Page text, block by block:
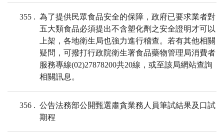
355
為了提供民眾食品安全的保障，政府已要求業者對
五大類食品必須提出不含塑化劑之安全證明才可以
上架，各地衛生局也強力進行稽查。若有其他相關
疑問，可撥打行政院衛生署食品藥物管理局消費者
服務專線(02)27878200共20線，或至該局網站查詢
相關訊息。
356
公告法務部公開甄選肅貪業務人員筆試結果及口試
期程